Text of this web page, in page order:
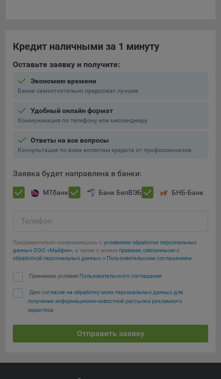
Кредит наличными за 1 минуту
Оставьте заявку и получите:
Экономию времени
Банки самостоятельно предложат лучшее
Удобный онлайн формат
Коммуникация по телефону или мессенджеру
Ответы на все вопросы
Консультация по всем аспектам кредита от профессионалов
Заявка будет направлена в банки:
МТбанк Банк БелВЭБ БНБ-Банк
Телефон
Предварительно ознакомившись с условиями обработки персональных
данных ООО «Майфин», а также с моими правами, связанными с
обработкой персональных данных и Пользовательским соглашением:
Принимаю условия Пользовательского соглашения
Даю согласие на обработку моих персональных данных для
получения информационно-новостной рассылки рекламного
характера
Отправить заявку